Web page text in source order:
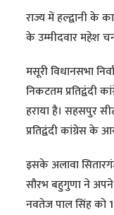
राज्य में हल्द्वानी के
के उम्मीदवार महेश
मसूरी विधानसभा
निकटतम प्रतिद्वंदी
हराया है। सहसपुर
प्रतिद्वंदी कांग्रेस के
इसके अलावा
सौरभ बहुगुणा ने अपने
नवतेज पाल सिंह को